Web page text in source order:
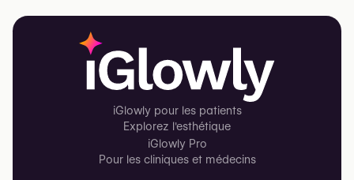
iGlowly pour les patients
Explorez l'esthétique
iGlowly Pro
Pour les cliniques et médecins